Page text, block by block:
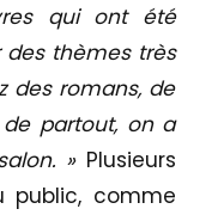
qui ont été
des thèmes très
des romans, de
partout, on a
»Plusieurs
public, comme